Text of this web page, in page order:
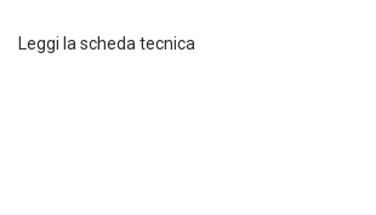
Leggi la scheda tecnica